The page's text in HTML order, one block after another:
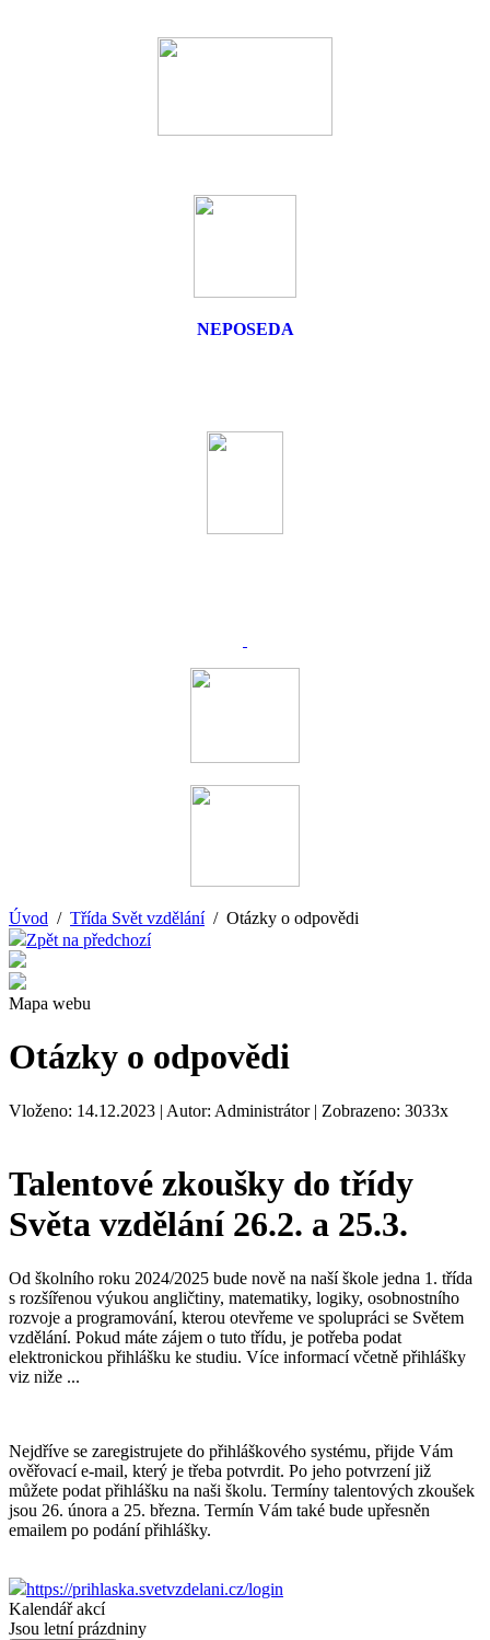
NEPOSEDA
Úvod / Třída Svět vzdělání/ Otázky o odpovědi
Zpět na předchozí
Mapa webu
Otázky o odpovědi
Vloženo: 14.12.2023 | Autor: Administrátor | Zobrazeno: 3033x
Talentové zkoušky do třídy
Světa vzdělání 26.2. a 25.3.
Od školního roku 2024/2025 bude nově na naší škole jedna 1. třída
s rozšířenou výukou angličtiny, matematiky, logiky, osobnostního
rozvoje a programování, kterou otevřeme ve spolupráci se Světem
vzdělání. Pokud máte zájem o tuto třídu, je potřeba podat
elektronickou přihlášku ke studiu. Více informací včetně přihlášky
viz niže ...
Nejdříve se zaregistrujete do přihláškového systému, přijde Vám
ověřovací e-mail, který je třeba potvrdit. Po jeho potvrzení již
můžete podat přihlášku na naši školu. Termíny talentových zkoušek
jsou 26. února a 25. března. Termín Vám také bude upřesněn
emailem po podání přihlášky.
https://prihlaska.svetvzdelani.cz/login
Kalendář akcí
Jsou letní prázdniny